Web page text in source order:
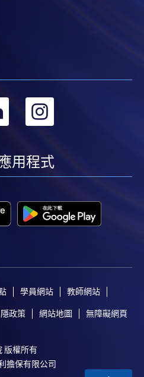
轉
linkedin
用程式
學員網站 教師網站
政策 網站地圖 無障礙網頁
版權所有
擔保有限公司